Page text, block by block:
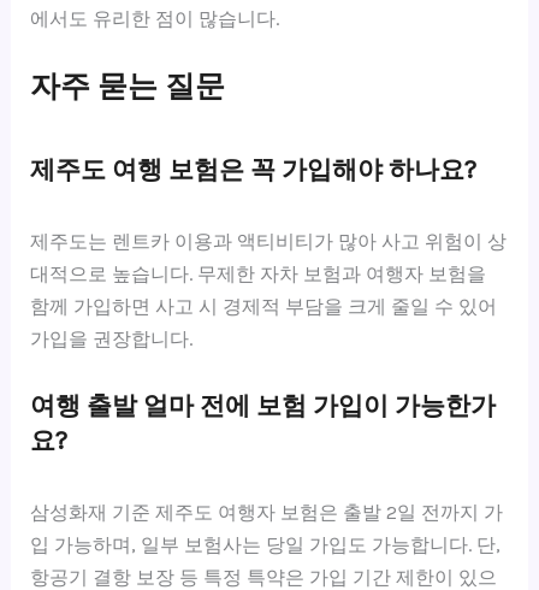
에서도 유리한 점이 많습니다.
자주 묻는 질문
제주도 여행 보험은 꼭 가입해야 하나요?
제주도는 렌트카 이용과 액티비티가 많아 사고 위험이 상
대적으로 높습니다. 무제한 자차 보험과 여행자 보험을
함께 가입하면 사고 시 경제적 부담을 크게 줄일 수 있어
가입을 권장합니다.
여행 출발 얼마 전에 보험 가입이 가능한가
요?
삼성화재 기준 제주도 여행자 보험은 출발 2일 전까지 가
입 가능하며, 일부 보험사는 당일 가입도 가능합니다. 단,
항공기 결항 보장 등 특정 특약은 가입 기간 제한이 있으